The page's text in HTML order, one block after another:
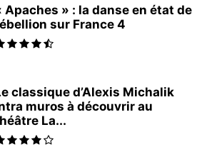
Apaches » : la danse en état de
sur France 4
classique d’Alexis Michalik
muros à découvrir au
La...